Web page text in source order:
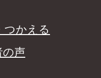
つかえる
の声